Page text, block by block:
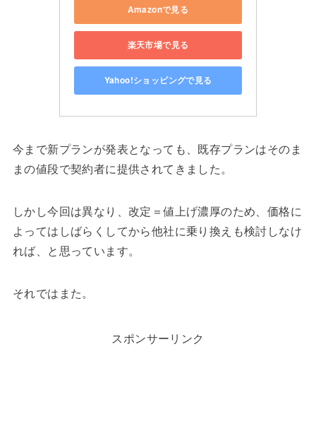
Amazonで見る
楽天市場で見る
Yahoo!ショッピングで見る
今まで新プランが発表となっても、既存プランはそのま
まの値段で契約者に提供されてきました。
しかし今回は異なり、改定＝値上げ濃厚のため、価格に
よってはしばらくしてから他社に乗り換えも検討しなけ
れば、と思っています。
それではまた。
スポンサーリンク